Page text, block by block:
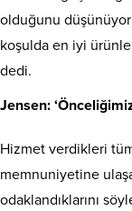
olduğunu
koşulda en iyi
dedi.
Jensen:
Hizmet verdikleri
memnuniyetine
odaklandıklarını